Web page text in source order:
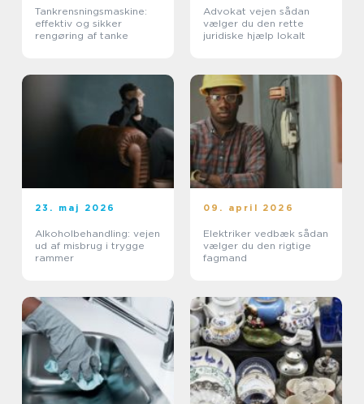
Tankrensningsmaskine:
effektiv og sikker
rengøring af tanke
Advokat vejen sådan
vælger du den rette
juridiske hjælp lokalt
23. maj 2026
Alkoholbehandling: vejen
ud af misbrug i trygge
rammer
09. april 2026
Elektriker vedbæk sådan
vælger du den rigtige
fagmand